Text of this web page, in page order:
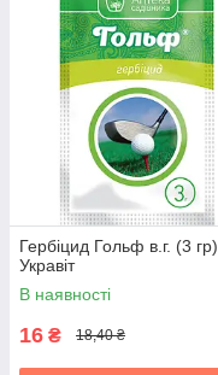
Гербіцид Гольф в.г. (3 гр),
Укравіт
В наявності
16 ₴ 18,40 ₴